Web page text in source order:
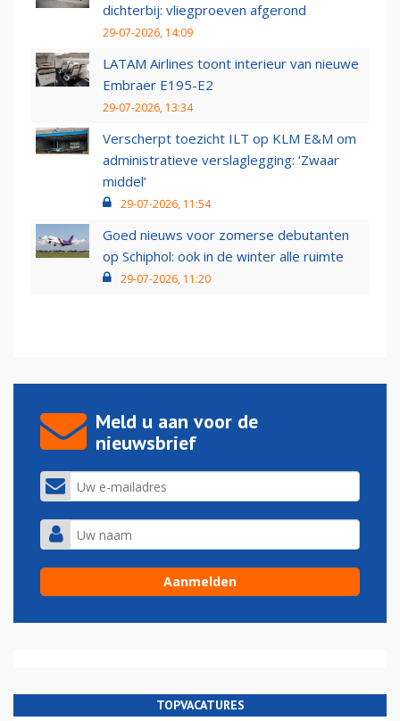
dichterbij: vliegproeven afgerond
29-07-2026, 14:09
LATAM Airlines toont interieur van nieuwe
Embraer E195-E2
29-07-2026, 13:34
Verscherpt toezicht ILT op KLM E&M om
administratieve verslaglegging: ‘Zwaar
middel’
29-07-2026, 11:54
Goed nieuws voor zomerse debutanten
op Schiphol: ook in de winter alle ruimte
29-07-2026, 11:20
Meld u aan voor de
nieuwsbrief
TOPVACATURES